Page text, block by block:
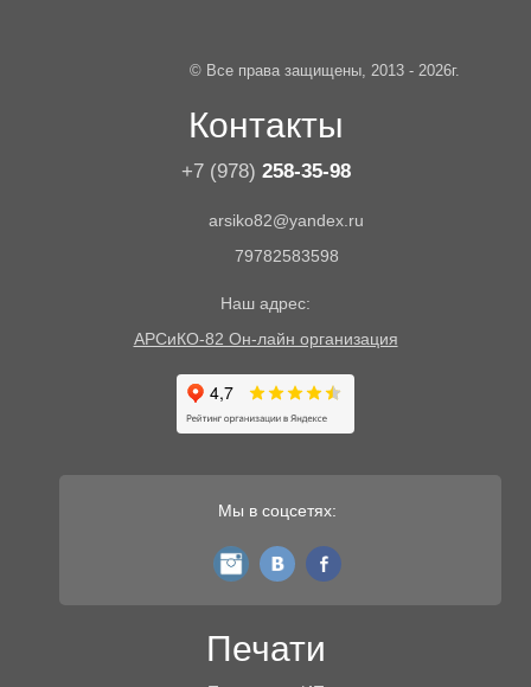
© Все права защищены, 2013 - 2026г.
Контакты
+7 (978) 258-35-98
arsiko82@yandex.ru
79782583598
Наш адрес:
АРСиКО-82 Он-лайн организация
Мы в соцсетях:
instagram
vk fb
Печати